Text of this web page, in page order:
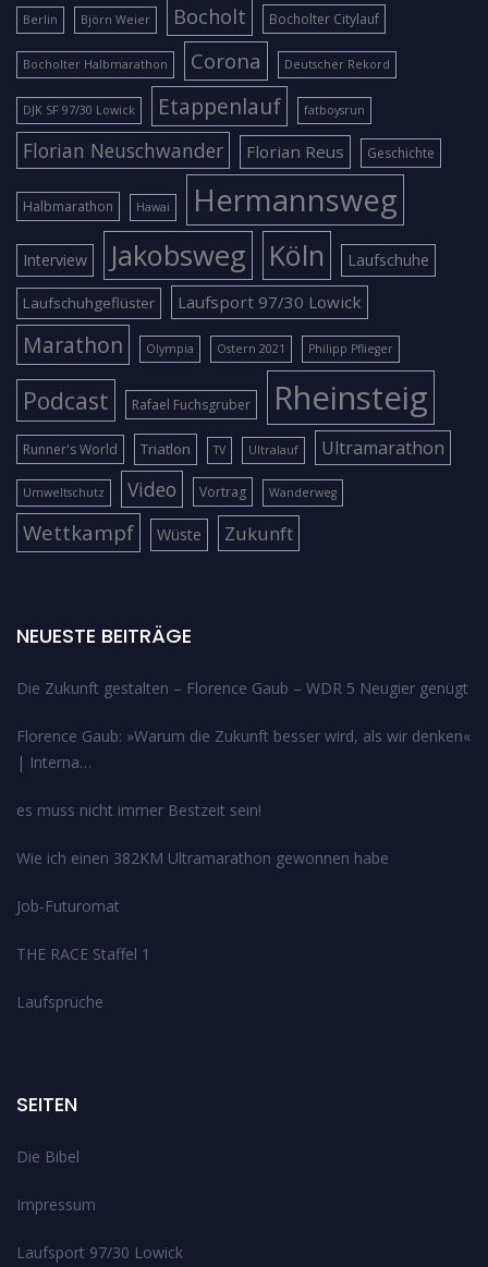
Berlin Björn Weier Bocholt Bocholter Citylauf
Bocholter Halbmarathon Corona Deutscher Rekord
DJK SF 97/30 Lowick Etappenlauf fatboysrun
Florian Neuschwander Florian Reus Geschichte
Halbmarathon Hawai Hermannsweg
Interview Jakobsweg Köln Laufschuhe
Laufschuhgeflüster Laufsport 97/30 Lowick
Marathon Olympia Ostern 2021 Philipp Pflieger
Podcast Rafael Fuchsgruber Rheinsteig
Runner's World Triatlon TV Ultralauf Ultramarathon
Umweltschutz Video Vortrag Wanderweg
Wettkampf Wüste Zukunft
NEUESTE BEITRÄGE
Die Zukunft gestalten – Florence Gaub – WDR 5 Neugier genügt
Florence Gaub: »Warum die Zukunft besser wird, als wir denken«
| Interna…
es muss nicht immer Bestzeit sein!
Wie ich einen 382KM Ultramarathon gewonnen habe
Job-Futuromat
THE RACE Staffel 1
Laufsprüche
SEITEN
Die Bibel
Impressum
Laufsport 97/30 Lowick